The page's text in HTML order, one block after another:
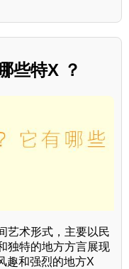
些特X ？
艺术形式，主要以民
独特的地方方言展现
趣和强烈的地方X